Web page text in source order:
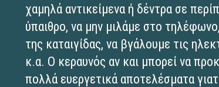
χαμηλά αντικείμενα ή δέντρα σε
ύπαιθρο, να μην μιλάμε στο
της καταιγίδας, να βγάλουμε τις
κ.α. Ο κεραυνός αν και μπορεί να
πολλά ευεργετικά αποτελέσματα